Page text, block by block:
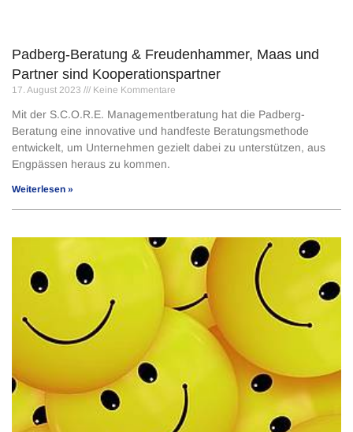
Padberg-Beratung & Freudenhammer, Maas und
Partner sind Kooperationspartner
17. August 2023 Keine Kommentare
Mit der S.C.O.R.E. Managementberatung hat die Padberg-
Beratung eine innovative und handfeste Beratungsmethode
entwickelt, um Unternehmen gezielt dabei zu unterstützen, aus
Engpässen heraus zu kommen.
Weiterlesen »